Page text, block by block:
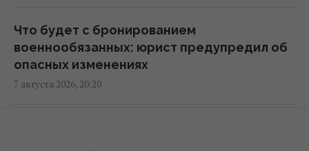
05:31 суббота, 08 августа 2026
Зеленский отреагировал на принятие
Сенатом США законопроекта о санкциях
Что будет с бронированием
военнообязанных: юрист предупредил об
опасных изменениях
7 августа 2026, 20:20